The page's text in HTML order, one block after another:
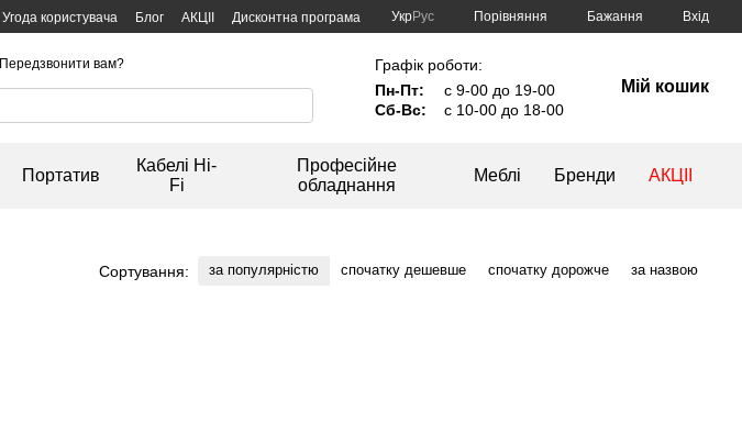
Угода користувача Блог АКЦІІ
Дисконтна програма
УкрРус Порівняння Бажання Вхід
Передзвонити вам?
Графік роботи:
Пн-Пт:
с 9-00 до 19-00
Сб-Вс:
с 10-00 до 18-00
Мій кошик
Портатив
Кабелі Hi-
Fi
Професійне
обладнання
Меблі Бренди АКЦІІ
Сортування: за популярністю спочатку дешевше спочатку дорожче за назвою